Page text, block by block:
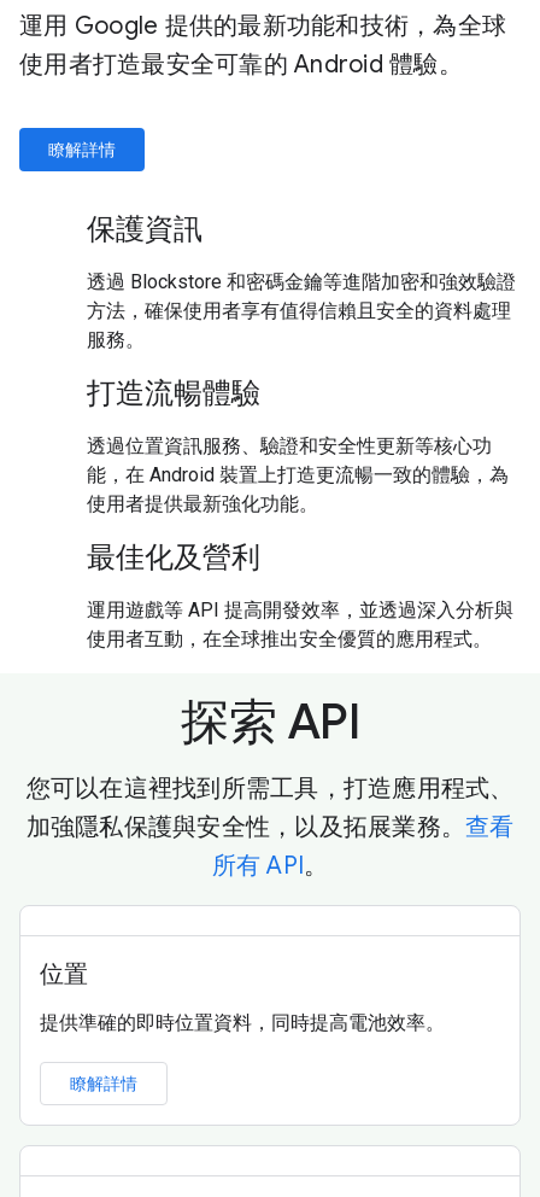
運用 Google 提供的最新功能和技術，為全球
使用者打造最安全可靠的 Android 體驗。
瞭解詳情
保護資訊
透過 Blockstore 和密碼金鑰等進階加密和強效驗證
方法，確保使用者享有值得信賴且安全的資料處理
服務。
打造流暢體驗
透過位置資訊服務、驗證和安全性更新等核心功
能，在 Android 裝置上打造更流暢一致的體驗，為
使用者提供最新強化功能。
最佳化及營利
運用遊戲等 API 提高開發效率，並透過深入分析與
使用者互動，在全球推出安全優質的應用程式。
探索 API
您可以在這裡找到所需工具，打造應用程式、
加強隱私保護與安全性，以及拓展業務。 查看
所有 API。
位置
提供準確的即時位置資料，同時提高電池效率。
瞭解詳情